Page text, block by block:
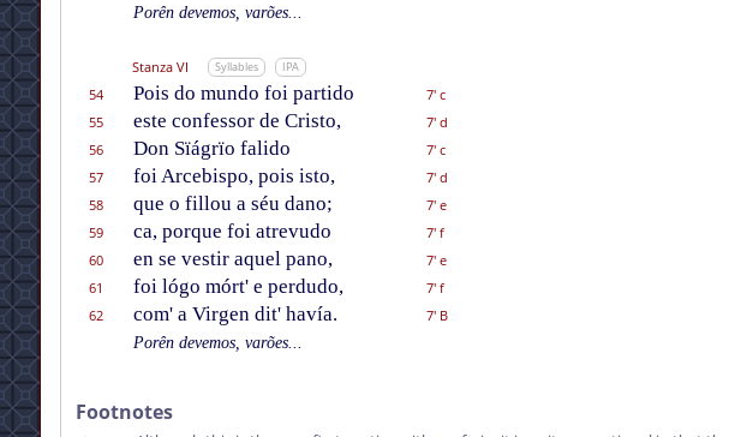
Porên devemos, varões...
Stanza VI Syllables IPA
54 Pois do mundo foi partido
7' c
55
este confessor de Cristo,
7' d
56
Don Sïágrïo falido
7' c
57
foi Arcebispo, pois isto,
7' d
58
que o fillou a séu dano;
7' e
59
ca, porque foi atrevudo
7' f
60
en se vestir aquel pano,
7' e
61
foi lógo mórt' e perdudo,
7' f
62
com' a Virgen dit' havía.
7' B
Porên devemos, varões...
Footnotes